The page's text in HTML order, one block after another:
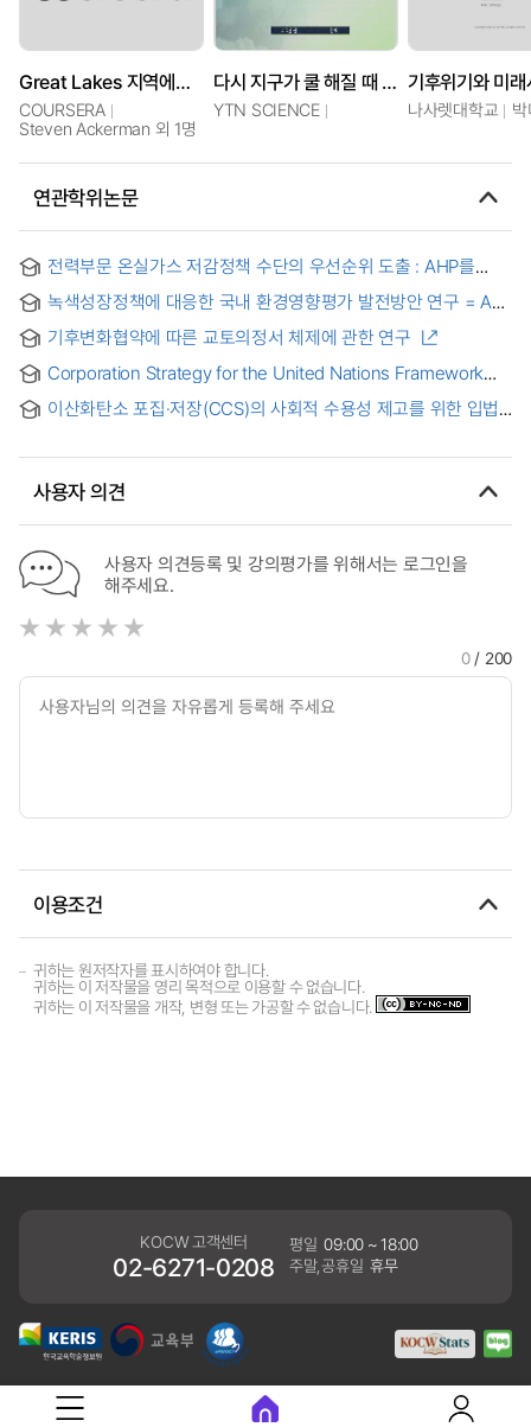
Great Lakes 지역에서의 날씨와 기후변화
COURSERA
Steven Ackerman 외 1명
다시 지구가 쿨 해질 때 까지, 기후변화
YTN SCIENCE
기후위기와 미
나사렛대학교
연관학위논문
전력부문 온실가스 저감정책 수단의 우선순위 도출 : AHP를
이용한 이해관계자간 비교를 중심으로
녹색성장정책에 대응한 국내 환경영향평가 발전방안 연구 = A
study on the development plan of domestic Environmental
Impact Assessment in response to Green Growth Policy
기후변화협약에 따른 교토의정서 체제에 관한 연구
Corporation Strategy for the United Nations Framework
Convention on Climate Change : Focused on the POSCO
and NIPPON STEEL
이산화탄소 포집·저장(CCS)의 사회적 수용성 제고를 위한 입법
Acceptance for Carbon Dioxide Capture and
사용자 의견
사용자 의견등록 및 강의평가를 위해서는 로그인을
해주세요.
0/ 200
이용조건
귀하는 원저작자를 표시하여야 합니다.
귀하는 이 저작물을 영리 목적으로 이용할 수 없습니다.
귀하는 이 저작물을 개작, 변형 또는 가공할 수 없습니다.
KOCW 고객센터
02-6271-0208
평일 09:00 ~ 18:00
주말,공휴일 휴무
개인정보처리방침